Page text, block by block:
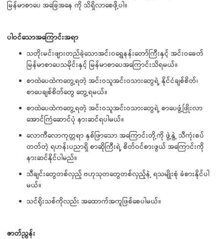
မြန်မာစာပေ အခြေအနေ ကို သိရှိလာစေဖို့ပါ။
ပါဝင်သောအကြောင်းအရာ
သတိုးမင်းဖျားတည်ခဲ့သောအင်းဝရွှေနန်းတော်ကြီးနှင့် အင်းဝခေတ်
မြန်မာစာပေသမိုင်းနှင့် မြန်မာစာပေအကြောင်းသိရမယ်။
စာထဲပေထဲကတွေ့ရတဲ့ အင်းဝသူအင်းဝသားတွေရဲ့ နိုင်ငံချစ်စိတ်၊
စာပေချစ်စိတ်တွေ တွေ့ရမယ်။
စာထဲပေထဲကတွေ့ရတဲ့ အင်းဝသူအင်းဝသားတွေရဲ့ စာပေဖွံ့ဖြိုးလာ
အောင်ကြံဆောင်ပုံ နားဆင်ရပါမယ်။
လောကီလောကုတ္တရာ နှစ်ဖြာသော အကြောင်းတို့ကို ဖွဲ့နွဲ့ သီကုံးစပ်
တတ်တဲ့ ရဟန်းပညာရှိ စာဆိုကြီးရဲ့ စိတ်ဝင်စားဖွယ် အကြောင်းကို
နားဆင်နိုင်ပါမည်။
သီချင်းတွေတစ်လှည့် ဗဟုသုတတွေတစ်လှည့်နဲ့ ရသမျိုးစုံ ခံစားနိုင်ပါ
မယ်။
သင်ရိုးသစ်ကိုလည်း အထောက်အကူဖြစ်စေပါမယ်။
ဇာတ်ညွှန်း